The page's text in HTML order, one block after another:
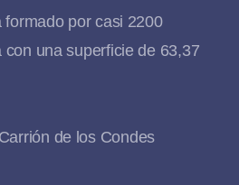
formado por casi 2200
una superficie de 63,37